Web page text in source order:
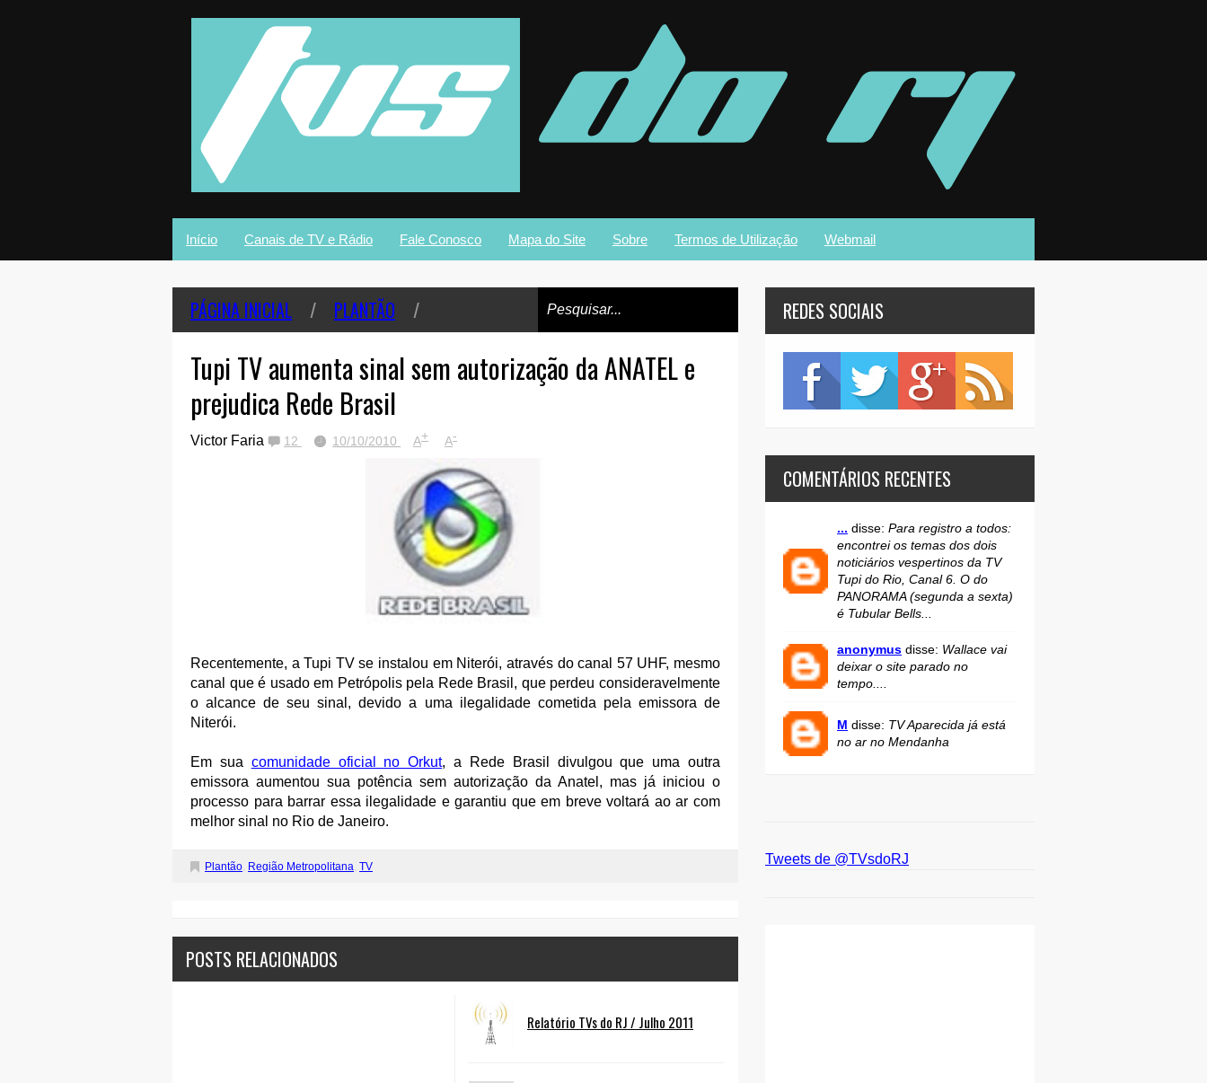
Início Canais de TV e Rádio Fale Conosco Mapa do Site Sobre Termos de Utilização Webmail
PÁGINA INICIAL / PLANTÃO /
Tupi TV aumenta sinal sem autorização da ANATEL e
prejudica Rede Brasil
Victor Faria 12 10/10/2010 A+ A-
Recentemente, a Tupi TV se instalou em Niterói, através do canal 57 UHF, mesmo
canal que é usado em Petrópolis pela Rede Brasil, que perdeu consideravelmente
o alcance de seu sinal, devido a uma ilegalidade cometida pela emissora de
Niterói.
Em sua comunidade oficial no Orkut, a Rede Brasil divulgou que uma outra
emissora aumentou sua potência sem autorização da Anatel, mas já iniciou o
processo para barrar essa ilegalidade e garantiu que em breve voltará ao ar com
melhor sinal no Rio de Janeiro.
Plantão, Região Metropolitana, TV
POSTS RELACIONADOS
Relatório TVs do RJ / Julho 2011
REDES SOCIAIS
COMENTÁRIOS RECENTES
... disse: Para registro a todos:
encontrei os temas dos dois
noticiários vespertinos da TV
Tupi do Rio, Canal 6. O do
PANORAMA (segunda a sexta)
é Tubular Bells...
anonymus disse: Wallace vai
deixar o site parado no
tempo....
M disse: TV Aparecida já está
no ar no Mendanha
Tweets de @TVsdoRJ